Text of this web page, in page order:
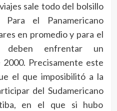
sale todo del bolsillo
el Panamericano
en promedio y para el
deben enfrentar un
Precisamente este
el que imposibilitó a la
del Sudamericano
en el que si hubo